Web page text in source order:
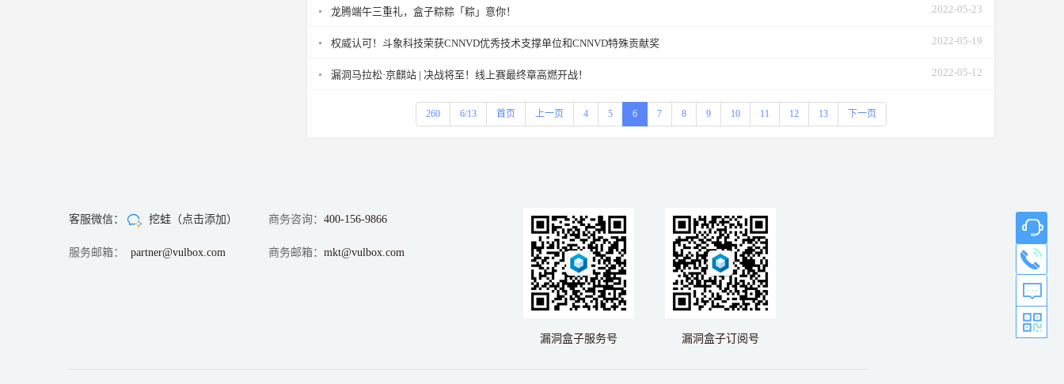
龙腾端午三重礼，盒子粽粽「粽」意你！ 2022-05-23
权威认可！斗象科技荣获CNNVD优秀技术支撑单位和CNNVD特殊贡献奖 2022-05-19
漏洞马拉松·京麒站 | 决战将至！线上赛最终章高燃开战！ 2022-05-12
260 6/13 首页 上一页 4 5 6 7 8 9 10 11 12 13 下一页
客服微信： 挖蛙（点击添加）
服务邮箱： partner@vulbox.com
商务咨询： 400-156-9866
商务邮箱： mkt@vulbox.com
漏洞盒子服务号 漏洞盒子订阅号